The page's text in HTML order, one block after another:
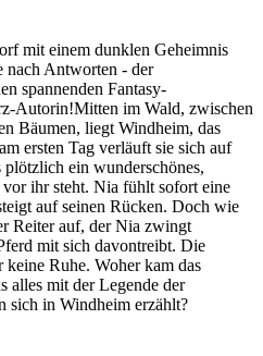
mit einem dunklen Geheimnis
nach Antworten - der
spannenden Fantasy-
Autorin!Mitten im Wald, zwischen
Bäumen, liegt Windheim, das
ersten Tag verläuft sie sich auf
plötzlich ein wunderschönes,
ihr steht. Nia fühlt sofort eine
auf seinen Rücken. Doch wie
Reiter auf, der Nia zwingt
mit sich davontreibt. Die
keine Ruhe. Woher kam das
alles mit der Legende der
sich in Windheim erzählt?